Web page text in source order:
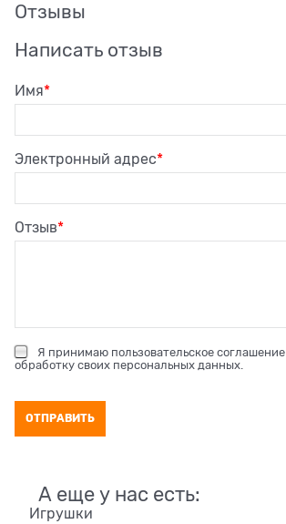
Отзывы
Написать отзыв
Имя
Электронный адрес
Отзыв
Я принимаю пользовательское соглашение
обработку своих персональных данных.
А еще у нас есть:
Игрушки